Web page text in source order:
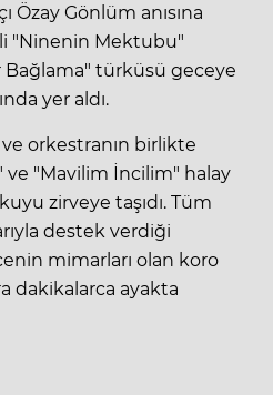
Özay Gönlüm anısına
"Ninenin Mektubu"
türküsü geceye
yer aldı.
orkestranın birlikte
ve "Mavilim İncilim" halay
zirveye taşıdı. Tüm
destek verdiği
mimarları olan koro
dakikalarca ayakta